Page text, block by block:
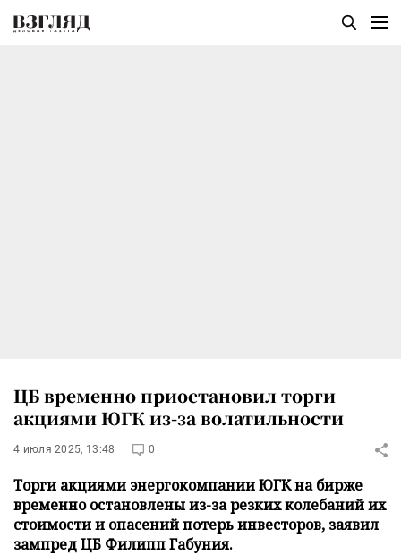
ЦБ временно приостановил торги
акциями ЮГК из-за волатильности
4 июля 2025, 13:48 0
Торги акциями энергокомпании ЮГК на бирже
временно остановлены из-за резких колебаний их
стоимости и опасений потерь инвесторов, заявил
зампред ЦБ Филипп Габуния.